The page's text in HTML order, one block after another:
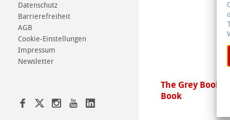
Datenschutz
Barrierefreiheit
AGB
Cookie-Einstellungen
Impressum
Newsletter
The Grey Book &
Book